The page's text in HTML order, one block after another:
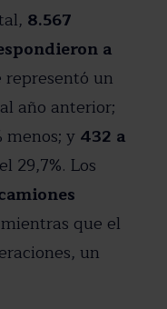
8.567
a
representó un
año anterior;
menos; y 432 a
29,7%. Los
que el
un